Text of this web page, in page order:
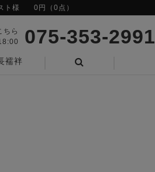
ト様 0円（0点）
ちら
075-353-2991
襦袢